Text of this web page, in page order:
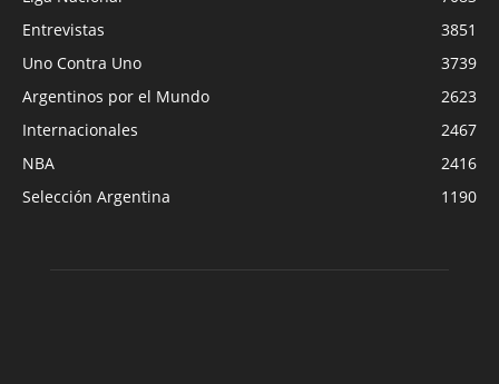
Entrevistas
3851
Uno Contra Uno
3739
Argentinos por el Mundo
2623
Internacionales
2467
NBA
2416
Selección Argentina
1190